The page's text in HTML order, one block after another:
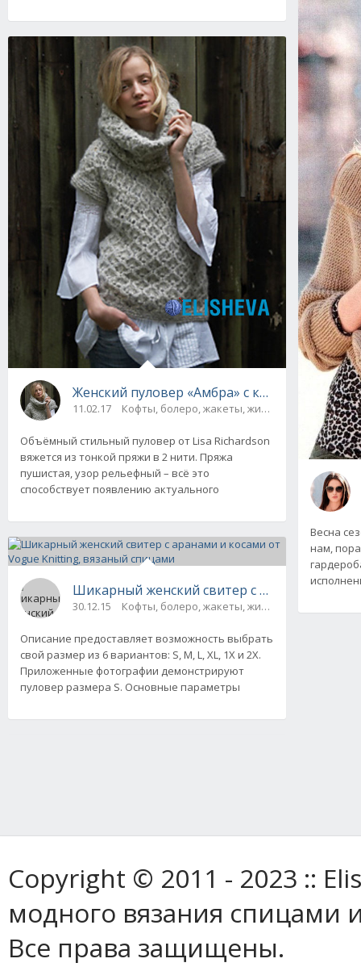
Женский пуловер «Амбра» с коротким
11.02.17 Кофты, болеро, жакеты, жилеты, пуловеры и
Объёмный стильный пуловер от Lisa Richardson
вяжется из тонкой пряжи в 2 нити. Пряжа
пушистая, узор рельефный – всё это
способствует появлению актуального
Шикарный женский свитер с аранами и
30.12.15 Кофты, болеро, жакеты, жилеты, пуловеры и
Описание предоставляет возможность выбрать
свой размер из 6 вариантов: S, М, L, XL, 1X и 2Х.
Приложенные фотографии демонстрируют
пуловер размера S. Основные параметры
Весна
нам,
Copyright © 2011 - 2023 ::
модного вязания спицами
Все права защищены.